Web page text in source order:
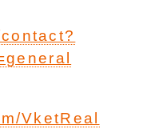
VketReal